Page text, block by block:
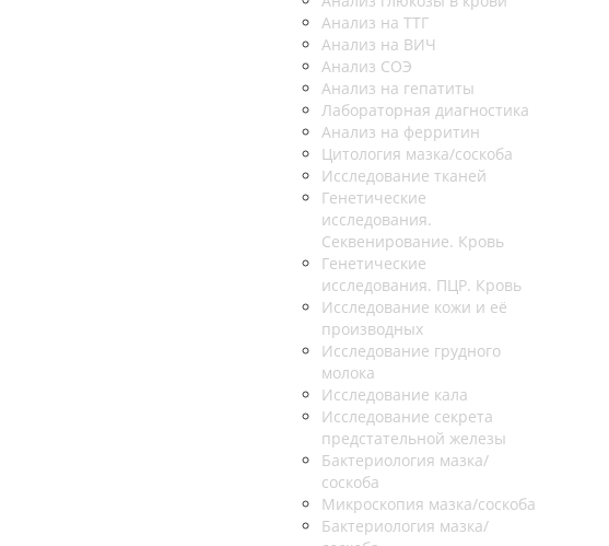
Анализ на ТТГ
Анализ на ВИЧ
Анализ СОЭ
Анализ на гепатиты
Лабораторная диагностика
Анализ на ферритин
Цитология мазка/соскоба
Исследование тканей
Генетические
исследования.
Секвенирование. Кровь
Генетические
исследования. ПЦР. Кровь
Исследование кожи и её
производных
Исследование грудного
молока
Исследование кала
Исследование секрета
предстательной железы
Бактериология мазка/
соскоба
Микроскопия мазка/соскоба
Бактериология мазка/